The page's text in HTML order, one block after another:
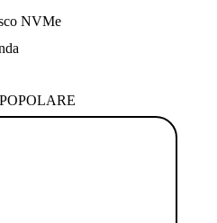
NVMe
POPOLARE